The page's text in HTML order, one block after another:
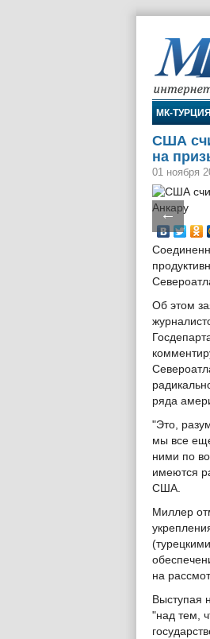
МК-Турция
МК-ТУРЦИЯ
США
на
01 ноября
←
Об этом
ряда
"Это,
мы все
ними по
имеются
США.
Миллер
на
Выступая
"над тем,